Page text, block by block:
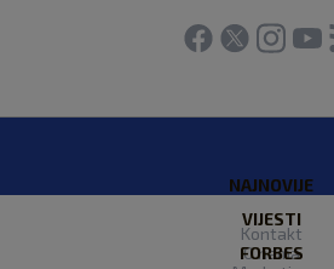
NAJNOVIJE
VIJESTI
FORBES
Kontakt
O nama